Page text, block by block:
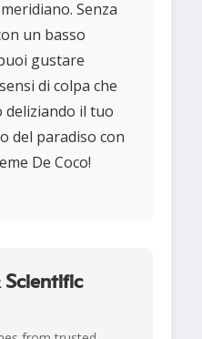
Senza
un basso
gustare
di colpa che
il tuo
del paradiso con
De Coco!
Scientific